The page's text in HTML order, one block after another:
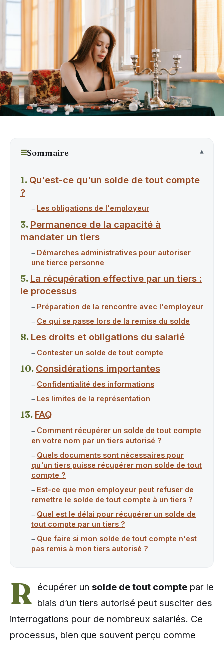
☰Sommaire
Qu'est-ce qu'un solde de tout compte
?
Les obligations de l'employeur
Permanence de la capacité à
mandater un tiers
Démarches administratives pour autoriser
une tierce personne
La récupération effective par un tiers :
le processus
Préparation de la rencontre avec l'employeur
Ce qui se passe lors de la remise du solde
Les droits et obligations du salarié
Contester un solde de tout compte
Considérations importantes
Confidentialité des informations
Les limites de la représentation
FAQ
Comment récupérer un solde de tout compte
en votre nom par un tiers autorisé ?
Quels documents sont nécessaires pour
qu'un tiers puisse récupérer mon solde de tout
compte ?
Est-ce que mon employeur peut refuser de
remettre le solde de tout compte à un tiers ?
Quel est le délai pour récupérer un solde de
tout compte par un tiers ?
Que faire si mon solde de tout compte n'est
pas remis à mon tiers autorisé ?
R écupérer un solde de tout compte par le
biais d’un tiers autorisé peut susciter des
interrogations pour de nombreux salariés. Ce
processus, bien que souvent perçu comme